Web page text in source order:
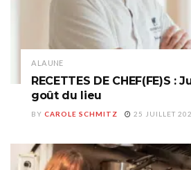
A LA UNE
RECETTES DE CHEF(FE)S :
goût du lieu
BY CAROLE SCHMITZ 25 JUILLET